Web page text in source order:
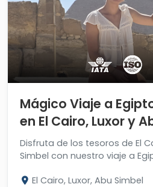
Mágico Viaje a
en El Cairo, Luxor y
Disfruta de los tesoros de El
Simbel con nuestro viaje a
El Cairo, Luxor, Abu Simbel